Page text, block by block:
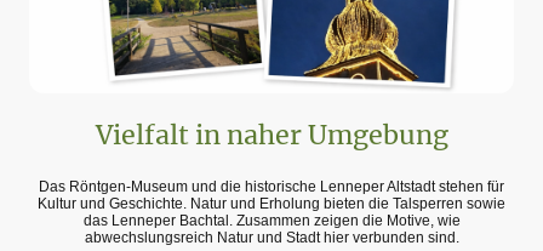
Vielfalt in naher Umgebung
Das Röntgen-Museum und die historische Lenneper Altstadt stehen für
Kultur und Geschichte. Natur und Erholung bieten die Talsperren sowie
das Lenneper Bachtal. Zusammen zeigen die Motive, wie
abwechslungsreich Natur und Stadt hier verbunden sind.